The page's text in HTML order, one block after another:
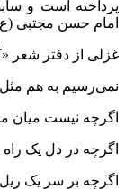
پرداخته است و
امام حسن مجتبی
غزلی از دفتر شعر
نمی‌رسیم به هم
اگرچه نیست میان
اگرچه در دل یک
اگرچه بر سر یک